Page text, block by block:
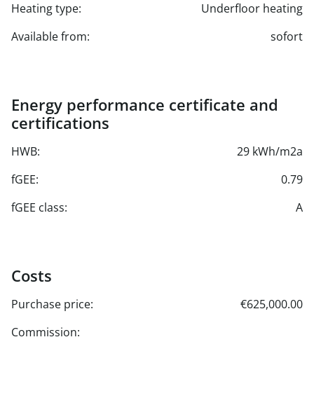
Heating type:
Underfloor heating
Available from:
sofort
Energy performance certificate and
certifications
HWB:
29 kWh/m2a
fGEE:
0.79
fGEE class:
A
Costs
Purchase price:
€625,000.00
Commission: